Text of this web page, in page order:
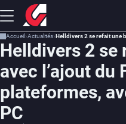
Accueil Actualités
Helldivers 2 se
avec l’ajout du
plateformes,
PC